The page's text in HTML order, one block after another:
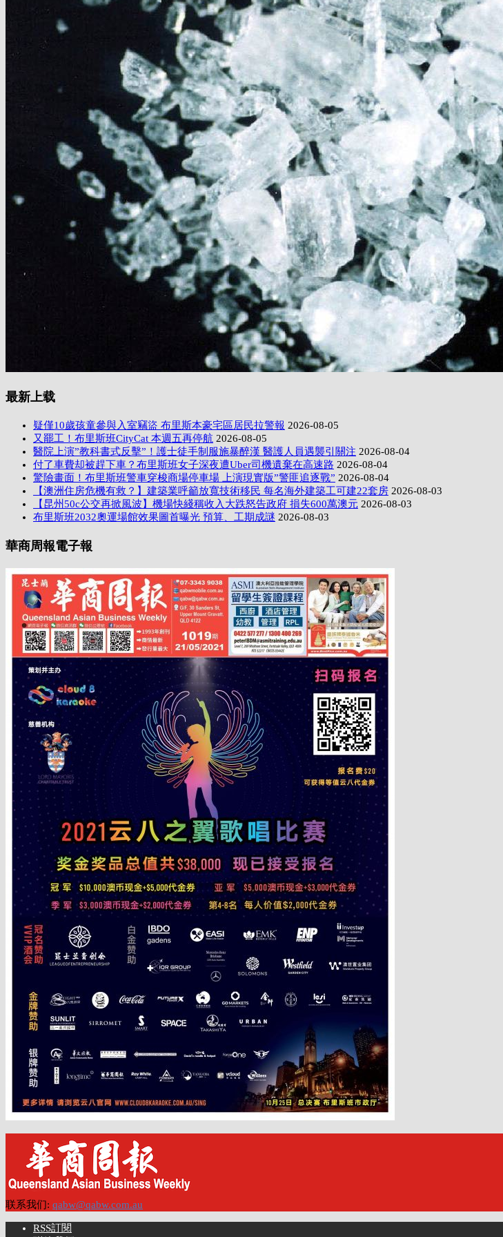
最新上载
疑僅10歲孩童參與入室竊盜 布里斯本豪宅區居民拉警報 2026-08-05
又罷工！布里斯班CityCat 本週五再停航 2026-08-05
醫院上演”教科書式反擊”！護士徒手制服施暴醉漢 醫護人員遇襲引關注 2026-08-04
付了車費却被趕下車？布里斯班女子深夜遭Uber司機遺棄在高速路 2026-08-04
驚險畫面！布里斯班警車穿梭商場停車場 上演現實版”警匪追逐戰” 2026-08-04
【澳洲住房危機有救？】建築業呼籲放寬技術移民 每名海外建築工可建22套房 2026-08-03
【昆州50c公交再掀風波】機場快綫稱收入大跌怒告政府 損失600萬澳元 2026-08-03
布里斯班2032奧運場館效果圖首曝光 預算、工期成謎 2026-08-03
華商周報電子報
联系我们: qabw@qabw.com.au
RSS訂閱